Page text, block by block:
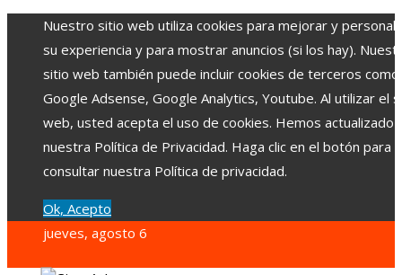
Nuestro sitio web utiliza cookies para mejorar y
su experiencia y para mostrar anuncios (si los hay).
sitio web también puede incluir cookies de terceros como
Google Adsense, Google Analytics, Youtube. Al utilizar el
web, usted acepta el uso de cookies. Hemos actualizado
nuestra Política de Privacidad. Haga clic en el botón para
consultar nuestra Política de privacidad.
Ok, Acepto
jueves, agosto 6